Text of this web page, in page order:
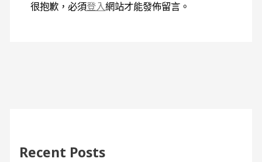
很抱歉，必須登入網站才能發佈留言。
Recent Posts